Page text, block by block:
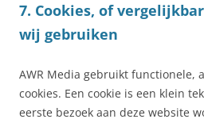
7. Cookies, of
wij gebruiken
AWR Media gebruikt functionele,
cookies. Een cookie is een klein
eerste bezoek aan deze website